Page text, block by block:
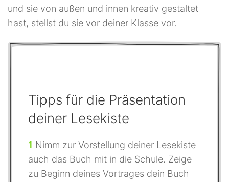
und sie von außen und innen kreativ gestaltet
hast, stellst du sie vor deiner Klasse vor.
Tipps für die Präsentation
deiner Lesekiste
1 Nimm zur Vorstellung deiner Lesekiste
auch das Buch mit in die Schule. Zeige
zu Beginn deines Vortrages dein Buch